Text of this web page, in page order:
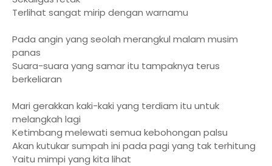
Terlihat sangat mirip dengan warnamu
Pada angin yang seolah merangkul malam musim
panas
Suara-suara yang samar itu tampaknya terus
berkeliaran
Mari gerakkan kaki-kaki yang terdiam itu untuk
melangkah lagi
Ketimbang melewati semua kebohongan palsu
Akan kutukar sumpah ini pada pagi yang tak terhitung
Yaitu mimpi yang kita lihat